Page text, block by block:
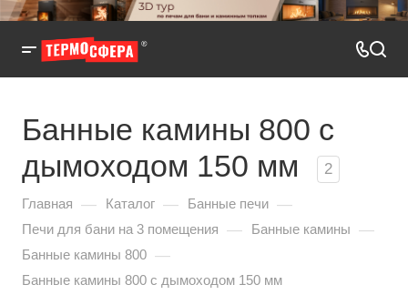
Банные камины 800 с
дымоходом 150 мм
2
Главная — Каталог — Банные печи —
Печи для бани на 3 помещения — Банные камины —
Банные камины 800 —
Банные камины 800 с дымоходом 150 мм